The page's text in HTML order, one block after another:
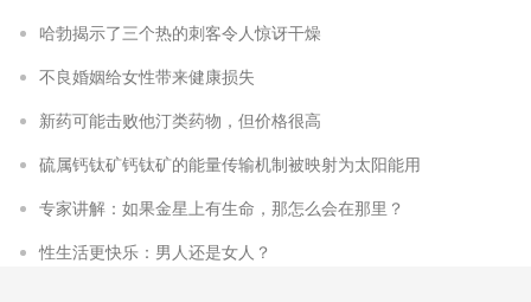
哈勃揭示了三个热的刺客令人惊讶干燥
不良婚姻给女性带来健康损失
新药可能击败他汀类药物，但价格很高
硫属钙钛矿钙钛矿的能量传输机制被映射为太阳能用
专家讲解：如果金星上有生命，那怎么会在那里？
性生活更快乐：男人还是女人？